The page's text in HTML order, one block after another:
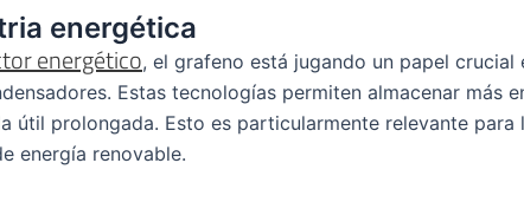
energética
energético, el grafeno está jugando un papel
Estas tecnologías permiten almacenar más
útil prolongada. Esto es particularmente relevante
energía renovable.